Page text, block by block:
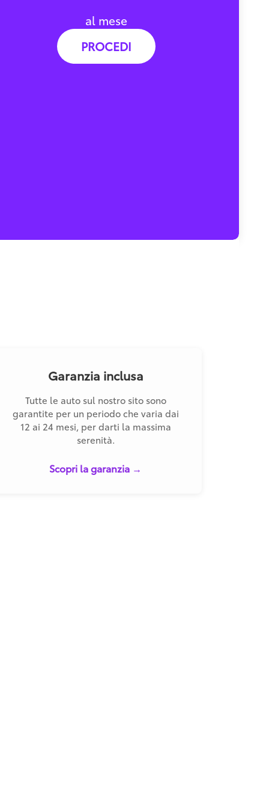
al mese
PROCEDI
Garanzia inclusa
Tutte le auto sul nostro sito sono
garantite per un periodo che varia dai
12 ai 24 mesi, per darti la massima
serenità.
Scopri la garanzia →